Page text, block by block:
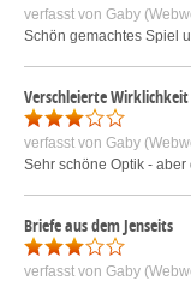
verfasst von Gaby
Schön gemachtes Spiel
Verschleierte Wirklichkeit
verfasst von Gaby
Sehr schöne Optik -
Briefe aus dem Jenseits
verfasst von Gaby